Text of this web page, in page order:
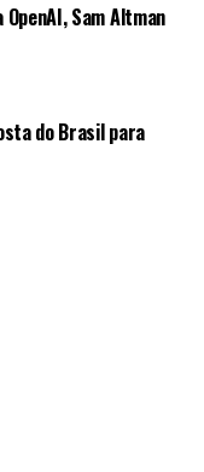
Sam Altman
do Brasil para